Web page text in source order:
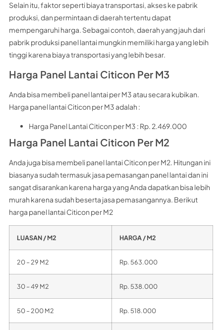
Selain itu, faktor seperti biaya transportasi, akses ke pabrik
produksi, dan permintaan di daerah tertentu dapat
mempengaruhi harga. Sebagai contoh, daerah yang jauh dari
pabrik produksi panel lantai mungkin memiliki harga yang lebih
tinggi karena biaya transportasi yang lebih besar.
Harga Panel Lantai Citicon Per M3
Anda bisa membeli panel lantai per M3 atau secara kubikan.
Harga panel lantai Citicon per M3 adalah :
Harga Panel Lantai Citicon per M3 : Rp. 2.469.000
Harga Panel Lantai Citicon Per M2
Anda juga bisa membeli panel lantai Citicon per M2. Hitungan ini
biasanya sudah termasuk jasa pemasangan panel lantai dan ini
sangat disarankan karena harga yang Anda dapatkan bisa lebih
murah karena sudah beserta jasa pemasangannya. Berikut
harga panel lantai Citicon per M2
LUASAN / M2 HARGA / M2
20 – 29 M2 Rp. 563.000
30 – 49 M2 Rp. 538.000
50 – 200 M2 Rp. 518.000